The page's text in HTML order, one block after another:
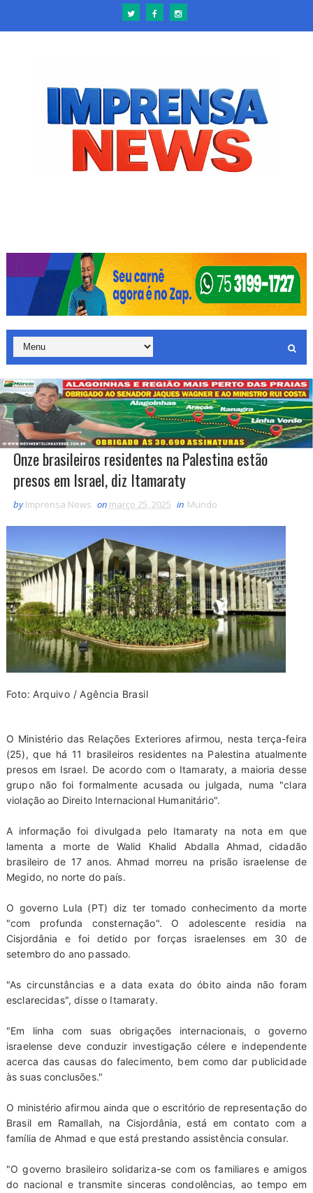
Onze brasileiros residentes na Palestina estão
presos em Israel, diz Itamaraty
by Imprensa News on março 25, 2025 in Mundo
Foto: Arquivo / Agência Brasil
O Ministério das Relações Exteriores afirmou, nesta terça-feira
(25), que há 11 brasileiros residentes na Palestina atualmente
presos em Israel. De acordo com o Itamaraty, a maioria desse
grupo não foi formalmente acusada ou julgada, numa "clara
violação ao Direito Internacional Humanitário".
A informação foi divulgada pelo Itamaraty na nota em que
lamenta a morte de Walid Khalid Abdalla Ahmad, cidadão
brasileiro de 17 anos. Ahmad morreu na prisão israelense de
Megido, no norte do país.
O governo Lula (PT) diz ter tomado conhecimento da morte
"com profunda consternação". O adolescente residia na
Cisjordânia e foi detido por forças israelenses em 30 de
setembro do ano passado.
"As circunstâncias e a data exata do óbito ainda não foram
esclarecidas", disse o Itamaraty.
"Em linha com suas obrigações internacionais, o governo
israelense deve conduzir investigação célere e independente
acerca das causas do falecimento, bem como dar publicidade
às suas conclusões."
O ministério afirmou ainda que o escritório de representação do
Brasil em Ramallah, na Cisjordânia, está em contato com a
família de Ahmad e que está prestando assistência consular.
"O governo brasileiro solidariza-se com os familiares e amigos
do nacional e transmite sinceras condolências, ao tempo em